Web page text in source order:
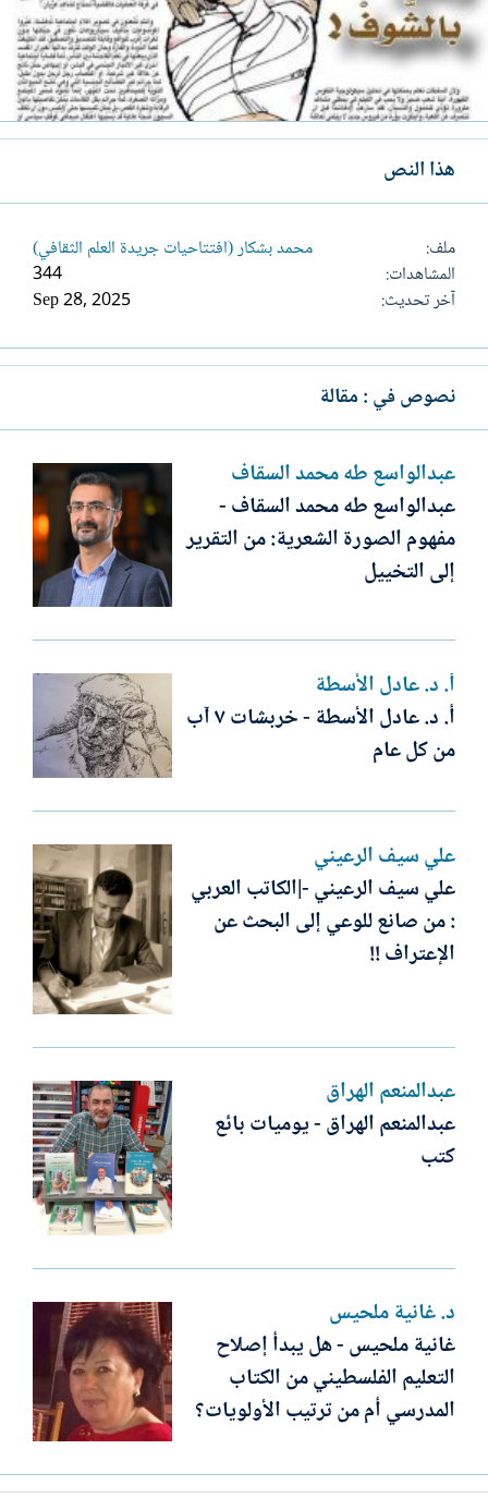
هذا النص
ملف
محمد بشكار (افتتاحيات جريدة العلم الثقافي)
المشاهدات
344
آخر تحديث
Sep 28, 2025
نصوص في : مقالة
عبدالواسع طه محمد السقاف
عبدالواسع طه محمد السقاف -
مفهوم الصورة الشعرية: من التقرير
إلى التخييل
أ. د. عادل الأسطة
أ. د. عادل الأسطة - خربشات ٧ آب
من كل عام
علي سيف الرعيني
علي سيف الرعيني -|الكاتب العربي
: من صانع للوعي إلى البحث عن
الإعتراف !!
عبدالمنعم الهراق
عبدالمنعم الهراق - يوميات بائع
كتب
د. غانية ملحيس
غانية ملحيس - هل يبدأ إصلاح
التعليم الفلسطيني من الكتاب
المدرسي أم من ترتيب الأولويات؟